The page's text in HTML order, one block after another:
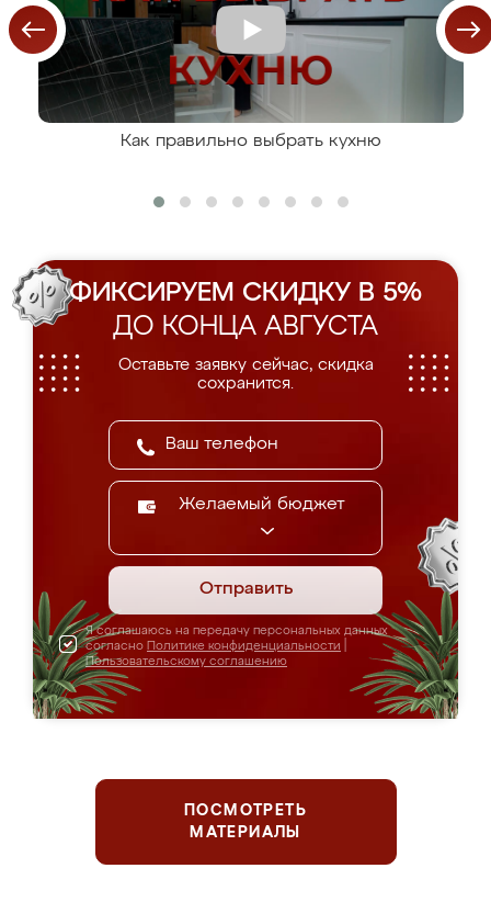
Как правильно выбрать кухню
ФИКСИРУЕМ СКИДКУ В 5%
ДО КОНЦА АВГУСТА
Оставьте заявку сейчас, скидка
сохранится.
Желаемый бюджет
Отправить
Я соглашаюсь на передачу персональных данных
согласно Политике конфиденциальности
Пользовательскому соглашению
ПОСМОТРЕТЬ
МАТЕРИАЛЫ